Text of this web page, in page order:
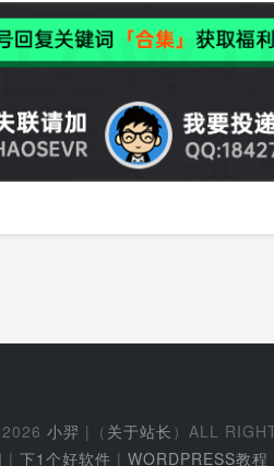
小羿 |（ 关于站长 ）ALL
| 下1个好软件 | WORDPRESS教程